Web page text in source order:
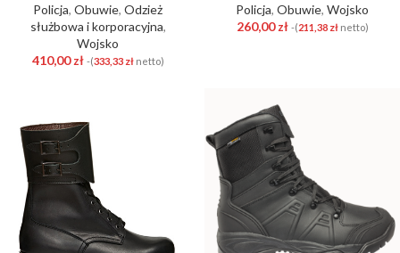
Policja, Obuwie, Odzież
służbowa i korporacyjna,
Wojsko
410,00zł -(333,33 złnetto)
Policja, Obuwie, Wojsko
260,00zł -(211,38 złnetto)